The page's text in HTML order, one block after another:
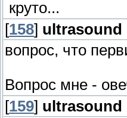
круто...
[158] ultrasound
вопрос, что
Вопрос мне -
[159] ultrasound